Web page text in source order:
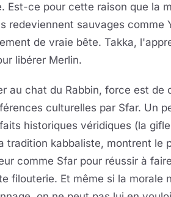
Est-ce pour cette raison que la
redeviennent sauvages comme
de vraie bête. Takka,
libérer Merlin.
au chat du Rabbin, force est de
culturelles par Sfar. Un
historiques véridiques (la
tradition kabbaliste, montrent le
comme Sfar pour réussir à
filouterie. Et même si la morale